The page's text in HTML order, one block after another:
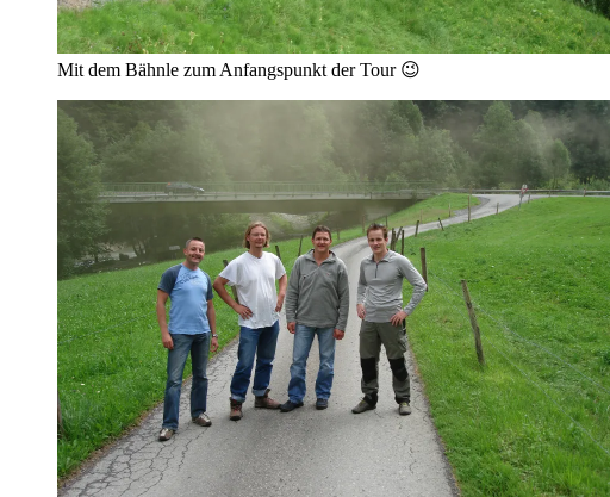
Mit dem Bähnle zum Anfangspunkt der Tour 😉